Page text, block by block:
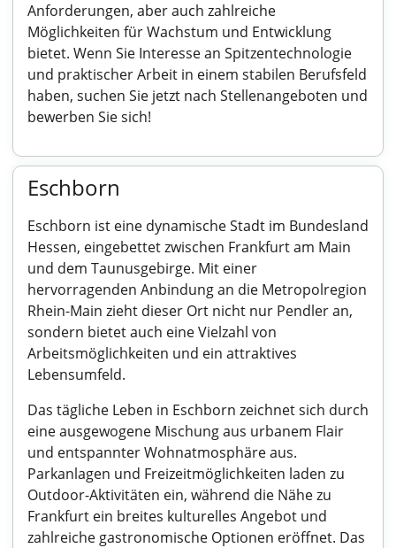
Anforderungen, aber auch zahlreiche
Möglichkeiten für Wachstum und Entwicklung
bietet. Wenn Sie Interesse an Spitzentechnologie
und praktischer Arbeit in einem stabilen Berufsfeld
haben, suchen Sie jetzt nach Stellenangeboten und
bewerben Sie sich!
Eschborn
Eschborn ist eine dynamische Stadt im Bundesland
Hessen, eingebettet zwischen Frankfurt am Main
und dem Taunusgebirge. Mit einer
hervorragenden Anbindung an die Metropolregion
Rhein-Main zieht dieser Ort nicht nur Pendler an,
sondern bietet auch eine Vielzahl von
Arbeitsmöglichkeiten und ein attraktives
Lebensumfeld.
Das tägliche Leben in Eschborn zeichnet sich durch
eine ausgewogene Mischung aus urbanem Flair
und entspannter Wohnatmosphäre aus.
Parkanlagen und Freizeitmöglichkeiten laden zu
Outdoor-Aktivitäten ein, während die Nähe zu
Frankfurt ein breites kulturelles Angebot und
zahlreiche gastronomische Optionen eröffnet. Das